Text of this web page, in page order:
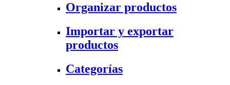
Organizar productos
Importar y exportar
productos
Categorías